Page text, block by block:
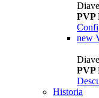
PVP
new
PVP
Historia